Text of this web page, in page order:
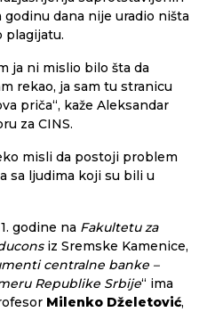
godinu dana nije uradio ništa
plagijatu.
ja ni mislio bilo šta da
rekao, ja sam tu stranicu
priča“, kaže Aleksandar
za CINS.
misli da postoji problem
sa ljudima koji su bili u
godine na Fakultetu za
iz Sremske Kamenice,
centralne banke –
Republike Srbije“ ima
Milenko Dželetović,